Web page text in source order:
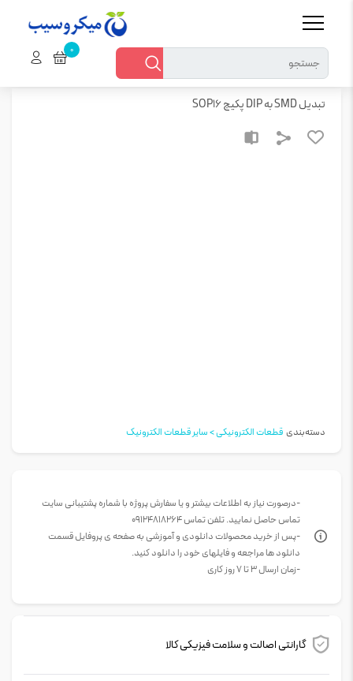
قطعات الکترونیکی > سایر قطعات الکترونیک
تبدیل SMD به DIP پکیج SOP16
دسته‌بندی قطعات الکترونیکی > سایر قطعات الکترونیک
-درصورت نیاز به اطلاعات بیشتر و یا سفارش پروژه با شماره پشتیبانی سایت
تماس حاصل نمایید. تلفن تماس 09124818264
-پس از خرید محصولات دانلودی و آموزشی به صفحه ی پروفایل قسمت
دانلود ها مراجعه و فایلهای خود را دانلود کنید.
-زمان ارسال 3 تا 7 روز کاری
گارانتی اصالت و سلامت فیزیکی کالا